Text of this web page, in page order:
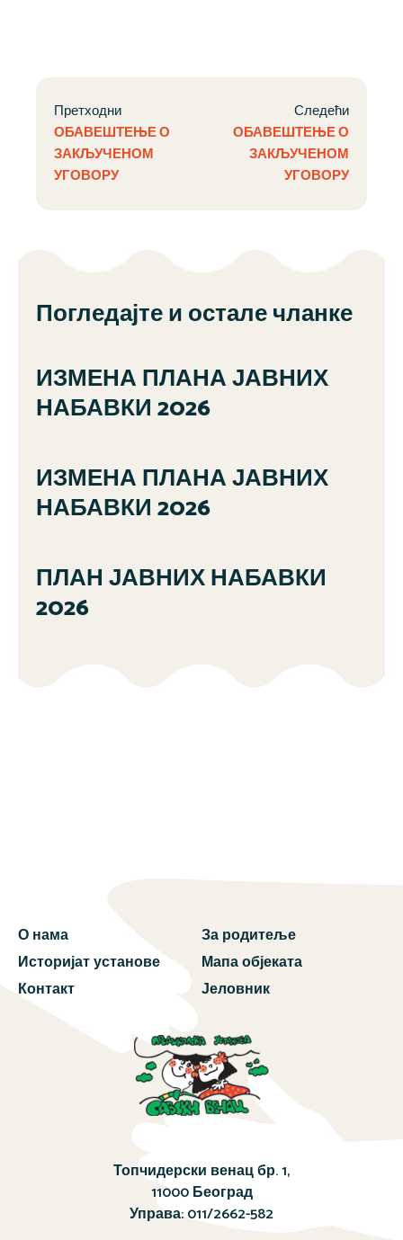
Претходни
ОБАВЕШТЕЊЕ О
ЗАКЉУЧЕНОМ
УГОВОРУ
Следећи
ОБАВЕШТЕЊЕ О
ЗАКЉУЧЕНОМ
УГОВОРУ
Погледајте и остале чланке
ИЗМЕНА ПЛАНА ЈАВНИХ
НАБАВКИ 2026
ИЗМЕНА ПЛАНА ЈАВНИХ
НАБАВКИ 2026
ПЛАН ЈАВНИХ НАБАВКИ
2026
О нама
Историјат установе
Контакт
За родитеље
Мапа објеката
Јеловник
Топчидерски венац бр. 1,
11000 Београд
Управа:011/2662-582